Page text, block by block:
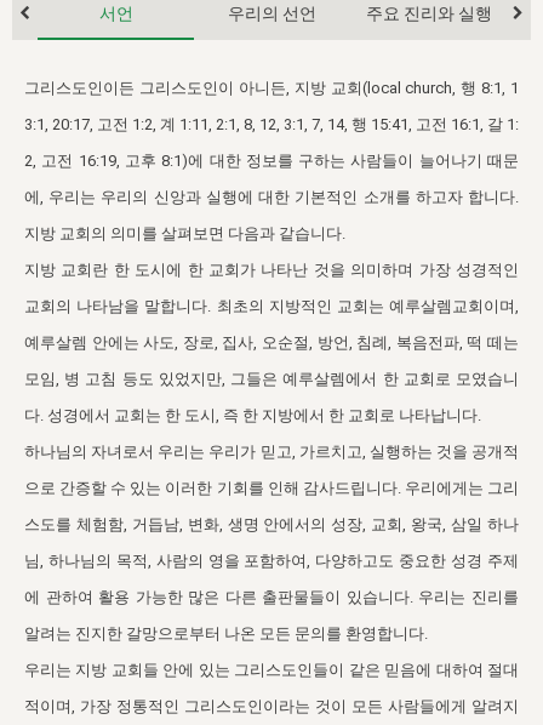
성경진리사역원
아시아
유럽
북미
아프리카,오세아니아
전국 전성도 온전하게 하는 훈련
2026년 제임스 리 특별교통
전국 특별집회
2024년 전국 봉사자 집회
전국 봉사자 온전하게 하는 훈련
위트니스 리 영상
전국 장로 책임형제 훈련
란 캔거스 형제님 특별영상
라이프스타디
방송
요셉의 창고 ▼
성경중점진리
하나님의 경륜
진리의 기초
교회사 연구
장로 책임형제 진리 연구
전시간 봉사자 진리 연구
이른 새벽 마리아처럼
1년 7차 집회 PSRP 자료실
성도들의 간증
진리의 변호와 확증
복음 창고
찬송 소개
다음 세대, 자료실
독일 연구, 자료실
찬송과 누림 ▼
찬송 앨범
악기 연주
찬송 나눔터
하나님께서 정하신 길 ▼
목양공과
이상과 계시
성도들의 간증
갤러리
자주묻는질문
이벤트
방송회원 기부안내
오시는길
진리토론
확증과 비평
서언 우리의 선언 주요 진리와 실행
그리스도인이든 그리스도인이 아니든, 지방 교회(local church, 행 8:1, 1
3:1, 20:17, 고전 1:2, 계 1:11, 2:1, 8, 12, 3:1, 7, 14, 행 15:41, 고전 16:1, 갈 1:
2, 고전 16:19, 고후 8:1)에 대한 정보를 구하는 사람들이 늘어나기 때문
에, 우리는 우리의 신앙과 실행에 대한 기본적인 소개를 하고자 합니다.
지방 교회의 의미를 살펴보면 다음과 같습니다.
지방 교회란 한 도시에 한 교회가 나타난 것을 의미하며 가장 성경적인
교회의 나타남을 말합니다. 최초의 지방적인 교회는 예루살렘교회이며,
예루살렘 안에는 사도, 장로, 집사, 오순절, 방언, 침례, 복음전파, 떡 떼는
모임, 병 고침 등도 있었지만, 그들은 예루살렘에서 한 교회로 모였습니
다. 성경에서 교회는 한 도시, 즉 한 지방에서 한 교회로 나타납니다.
하나님의 자녀로서 우리는 우리가 믿고, 가르치고, 실행하는 것을 공개적
으로 간증할 수 있는 이러한 기회를 인해 감사드립니다. 우리에게는 그리
스도를 체험함, 거듭남, 변화, 생명 안에서의 성장, 교회, 왕국, 삼일 하나
님, 하나님의 목적, 사람의 영을 포함하여, 다양하고도 중요한 성경 주제
에 관하여 활용 가능한 많은 다른 출판물들이 있습니다. 우리는 진리를
알려는 진지한 갈망으로부터 나온 모든 문의를 환영합니다.
우리는 지방 교회들 안에 있는 그리스도인들이 같은 믿음에 대하여 절대
적이며, 가장 정통적인 그리스도인이라는 것이 모든 사람들에게 알려지